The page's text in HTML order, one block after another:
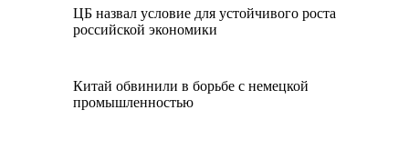
ЦБ назвал условие для устойчивого роста
российской экономики
Китай обвинили в борьбе с немецкой
промышленностью